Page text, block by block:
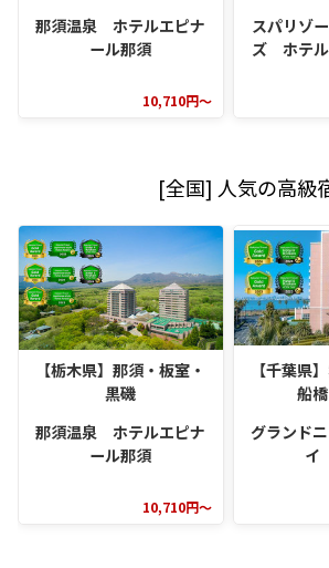
那須温泉 ホテルエピナ
ール那須
10,710円～
スパリゾ
ズ ホテル
[全国] 人気の高級
【栃木県】那須・板室・
黒磯
那須温泉 ホテルエピナ
ール那須
10,710円～
【千葉県
船
グランド
イ